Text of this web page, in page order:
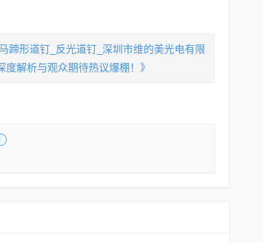
蹄形道钉_反光道钉_深圳市维的美光电有限
度解析与观众期待热议爆棚！》